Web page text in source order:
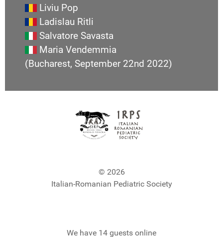
Liviu Pop
Ladislau Ritli
Salvatore Savasta
Maria Vendemmia
(Bucharest, September 22nd 2022)
© 2026
Italian-Romanian Pediatric Society
We have 14 guests online